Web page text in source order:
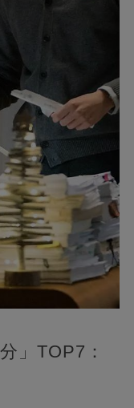
」TOP7：